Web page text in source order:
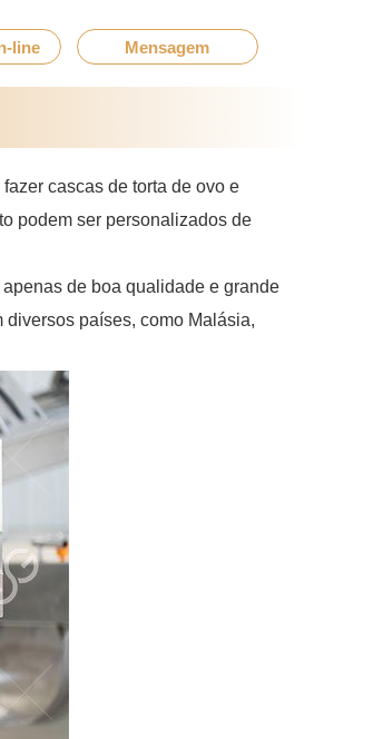
line Mensagem
cascas de torta de ovo e
podem ser personalizados de
de boa qualidade e grande
países, como Malásia,